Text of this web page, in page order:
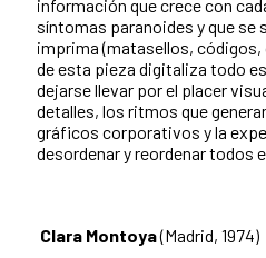
información que crece con
síntomas paranoides y que se
imprima (matasellos,
de esta pieza digitaliza todo
dejarse llevar por el placer
detalles, los ritmos que
gráficos corporativos y la
desordenar y reordenar todos
Clara Montoya(Madrid, 1974)